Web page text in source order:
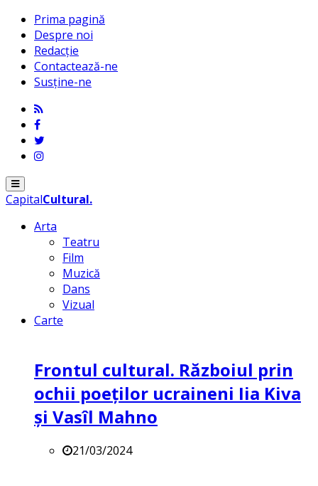
Prima pagină
Despre noi
Redacție
Contactează-ne
Susține-ne
Menu
CapitalCultural.
Arta
Teatru
Film
Muzică
Dans
Vizual
Carte
Frontul cultural. Războiul prin
ochii poeților ucraineni Iia Kiva
și Vasîl Mahno
21/03/2024